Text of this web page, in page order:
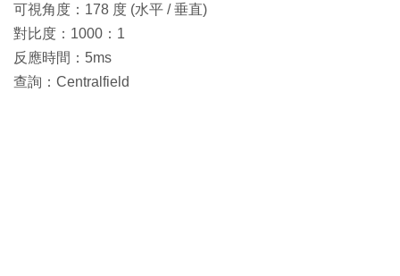
可視角度：178 度 (水平 / 垂直)
對比度：1000：1
反應時間：5ms
查詢：Centralfield